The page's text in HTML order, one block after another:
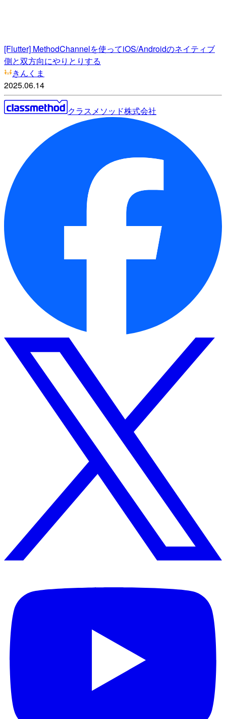
[Flutter] MethodChannelを使ってiOS/Androidのネイティブ
側と双方向にやりとりする
きんくま
2025.06.14
クラスメソッド株式会社